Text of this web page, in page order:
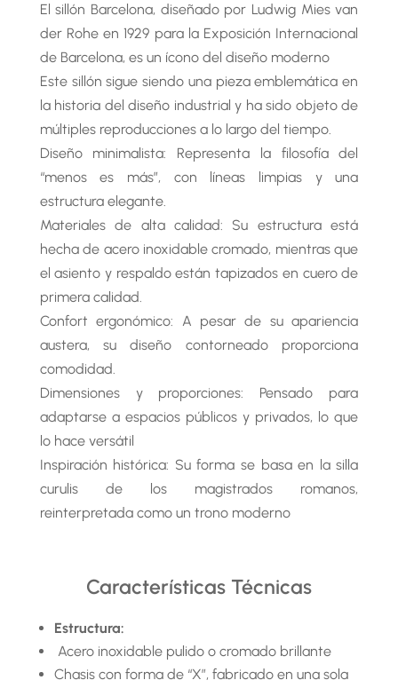
El sillón Barcelona, diseñado por Ludwig Mies van
der Rohe en 1929 para la Exposición Internacional
de Barcelona, es un ícono del diseño moderno
Este sillón sigue siendo una pieza emblemática en
la historia del diseño industrial y ha sido objeto de
múltiples reproducciones a lo largo del tiempo.
Diseño minimalista: Representa la filosofía del
“menos es más”, con líneas limpias y una
estructura elegante.
Materiales de alta calidad: Su estructura está
hecha de acero inoxidable cromado, mientras que
el asiento y respaldo están tapizados en cuero de
primera calidad.
Confort ergonómico: A pesar de su apariencia
austera, su diseño contorneado proporciona
comodidad.
Dimensiones y proporciones: Pensado para
adaptarse a espacios públicos y privados, lo que
lo hace versátil
Inspiración histórica: Su forma se basa en la silla
curulis de los magistrados romanos,
reinterpretada como un trono moderno
Características Técnicas
Estructura:
Acero inoxidable pulido o cromado brillante
Chasis con forma de “X”, fabricado en una sola